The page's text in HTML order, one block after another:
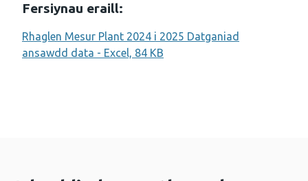
Fersiynau eraill:
Rhaglen Mesur Plant 2024 i 2025 Datganiad
ansawdd data - Excel, 84 KB